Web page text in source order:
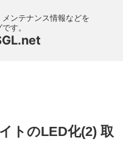
ンテナンス情報などを
す。
トのLED化(2) 取